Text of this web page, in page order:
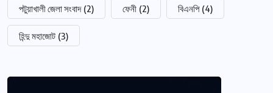
পটুয়াখালী জেলা সংবাদ (2) ফেনী (2) বিএনপি (4)
হিন্দু মহাজোট (3)